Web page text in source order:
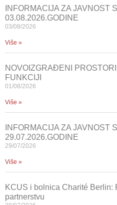
INFORMACIJA ZA JAVNOST
03.08.2026.GODINE
03/08/2026
Više »
NOVOIZGRAĐENI
FUNKCIJI
01/08/2026
Više »
INFORMACIJA ZA JAVNOST
29.07.2026.GODINE
29/07/2026
Više »
KCUS i bolnica Charité Berlin:
partnerstvu